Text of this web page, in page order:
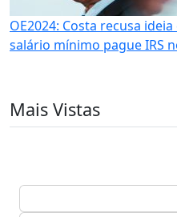
OE2024: Costa recusa
salário mínimo pague IRS
Mais Vistas